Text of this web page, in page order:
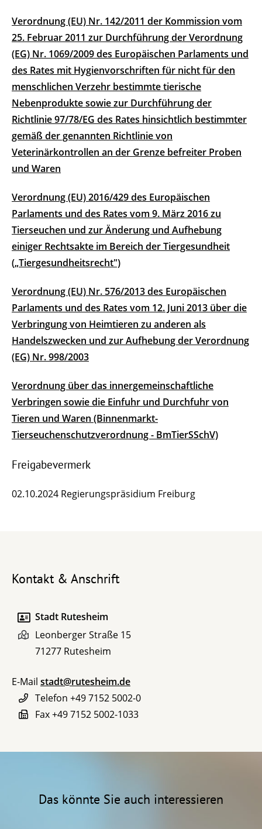
Verordnung (EU) Nr. 142/2011 der Kommission vom
25. Februar 2011 zur Durchführung der Verordnung
(EG) Nr. 1069/2009 des Europäischen Parlaments und
des Rates mit Hygienvorschriften für nicht für den
menschlichen Verzehr bestimmte tierische
Nebenprodukte sowie zur Durchführung der
Richtlinie 97/78/EG des Rates hinsichtlich bestimmter
gemäß der genannten Richtlinie von
Veterinärkontrollen an der Grenze befreiter Proben
und Waren
Verordnung (EU) 2016/429 des Europäischen
Parlaments und des Rates vom 9. März 2016 zu
Tierseuchen und zur Änderung und Aufhebung
einiger Rechtsakte im Bereich der Tiergesundheit
(„Tiergesundheitsrecht")
Verordnung (EU) Nr. 576/2013 des Europäischen
Parlaments und des Rates vom 12. Juni 2013 über die
Verbringung von Heimtieren zu anderen als
Handelszwecken und zur Aufhebung der Verordnung
(EG) Nr. 998/2003
Verordnung über das innergemeinschaftliche
Verbringen sowie die Einfuhr und Durchfuhr von
Tieren und Waren (Binnenmarkt-
Tierseuchenschutzverordnung - BmTierSSchV)
Freigabevermerk
02.10.2024 Regierungspräsidium Freiburg
Kontakt & Anschrift
Stadt Rutesheim
Leonberger Straße 15
71277 Rutesheim
E-Mail stadt@rutesheim.de
Telefon +49 7152 5002-0
Fax+49 7152 5002-1033
Das könnte Sie auch interessieren